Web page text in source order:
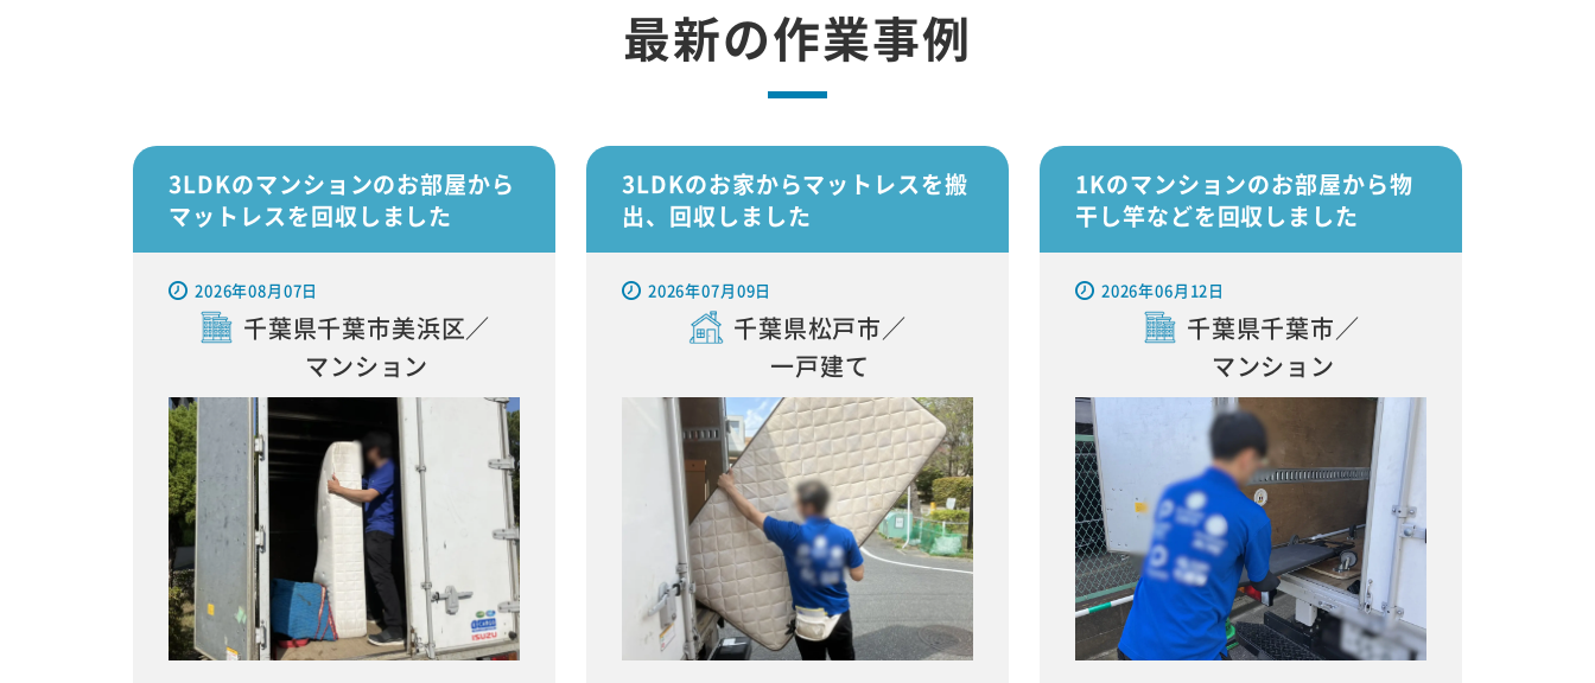
最新の作業事例
3LDKのマンションのお部屋から
マットレスを回収しました
2026年08月07日
千葉県千葉市美浜区／
マンション
3LDKのお家からマットレスを搬
出、回収しました
2026年07月09日
千葉県松戸市／
一戸建て
1Kのマンションのお部屋から物
干し竿などを回収しました
2026年06月12日
千葉県千葉市／
マンション